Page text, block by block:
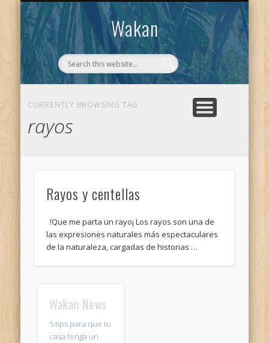
Wakan
WAKAN
CONTACTO
CURRENTLY BROWSING TAG
rayos
Rayos y centellas
!Que me parta un rayo¡ Los rayos son una de
las expresiones naturales más espectaculares
de la naturaleza, cargadas de historias …
Wakan News
5 tips para que tu
casa tenga un